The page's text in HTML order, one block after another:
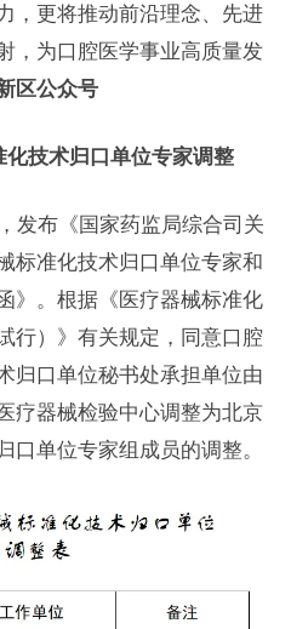
，更将推动前沿理念、先进
，为口腔医学事业高质量发
区公众号
技术归口单位专家调整
发布《国家药监局综合司关
标准化技术归口单位专家和
》。根据《医疗器械标准化
行）》有关规定，同意口腔
归口单位秘书处承担单位由
疗器械检验中心调整为北京
口单位专家组成员的调整。